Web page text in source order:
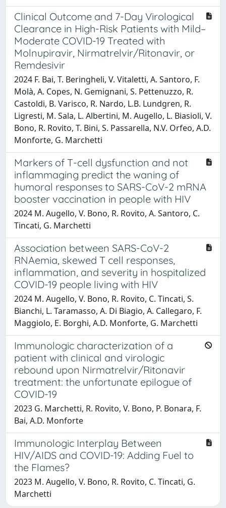
Clinical Outcome and 7-Day Virological
Clearance in High-Risk Patients with Mild–
Moderate COVID-19 Treated with
Molnupiravir, Nirmatrelvir/Ritonavir, or
Remdesivir
2024 F. Bai, T. Beringheli, V. Vitaletti, A. Santoro, F.
Molà, A. Copes, N. Gemignani, S. Pettenuzzo, R.
Castoldi, B. Varisco, R. Nardo, L.B. Lundgren, R.
Ligresti, M. Sala, L. Albertini, M. Augello, L. Biasioli, V.
Bono, R. Rovito, T. Bini, S. Passarella, N.V. Orfeo, A.D.
Monforte, G. Marchetti
Markers of T-cell dysfunction and not
inflammaging predict the waning of
humoral responses to SARS-CoV-2 mRNA
booster vaccination in people with HIV
2024 M. Augello, V. Bono, R. Rovito, A. Santoro, C.
Tincati, G. Marchetti
Association between SARS-CoV-2
RNAemia, skewed T cell responses,
inflammation, and severity in hospitalized
COVID-19 people living with HIV
2024 M. Augello, V. Bono, R. Rovito, C. Tincati, S.
Bianchi, L. Taramasso, A. Di Biagio, A. Callegaro, F.
Maggiolo, E. Borghi, A.D. Monforte, G. Marchetti
Immunologic characterization of a
patient with clinical and virologic
rebound upon Nirmatrelvir/Ritonavir
treatment: the unfortunate epilogue of
COVID-19
2023 G. Marchetti, R. Rovito, V. Bono, P. Bonara, F.
Bai, A.D. Monforte
Immunologic Interplay Between
HIV/AIDS and COVID-19: Adding Fuel to
the Flames?
2023 M. Augello, V. Bono, R. Rovito, C. Tincati, G.
Marchetti